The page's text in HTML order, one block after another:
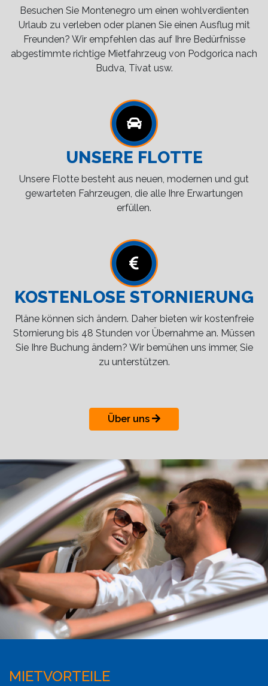
Besuchen Sie Montenegro um einen wohlverdienten
Urlaub zu verleben oder planen Sie einen Ausflug mit
Freunden? Wir empfehlen das auf Ihre Bedürfnisse
abgestimmte richtige Mietfahrzeug von Podgorica nach
Budva, Tivat usw.
UNSERE FLOTTE
Unsere Flotte besteht aus neuen, modernen und gut
gewarteten Fahrzeugen, die alle Ihre Erwartungen
erfüllen.
KOSTENLOSE STORNIERUNG
Pläne können sich ändern. Daher bieten wir kostenfreie
Stornierung bis 48 Stunden vor Übernahme an. Müssen
Sie Ihre Buchung ändern? Wir bemühen uns immer, Sie
zu unterstützen.
Über uns
MIETVORTEILE